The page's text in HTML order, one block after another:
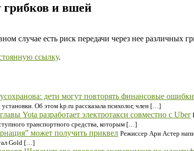
грибков и вшей
случае есть риск передачи через нее различных
ссылку.
дети могут повторять финансовые
Об этом kp.ru рассказала психолог, член […]
Yota разработает электротакси совместно с Uber
транспортного средства, которым […]
может получить приквел Режиссер Ари Астер
Gold […]